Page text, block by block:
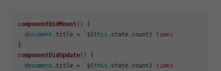
componentDidMount( ) {
document . title = ` ${this .state.count} times`
componentDidUpdate( ) {
document . title = ` ${this .state.count} times`